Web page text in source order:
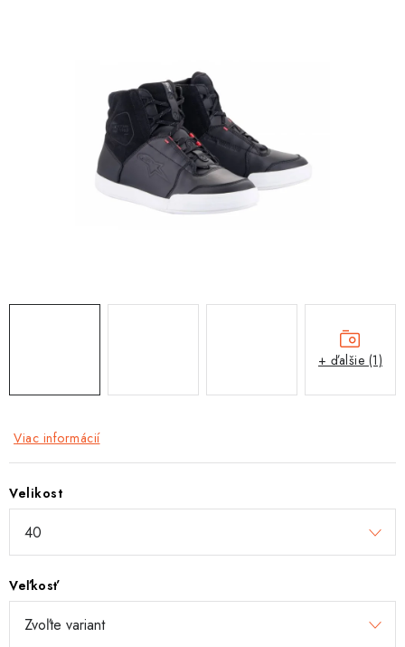
NÁPLNE A KVAPALINY
NÁHRADNÉ DIELY
MONTÁŽNE SLUŽBY
Obchodné podmienky
Ochrana osobných údajov
Tabuľky veľkostí odevov, prilieb a obuvi rôznych značiek
Viac informácií
Velikost
Veľkosť
+ ďalšie (1)